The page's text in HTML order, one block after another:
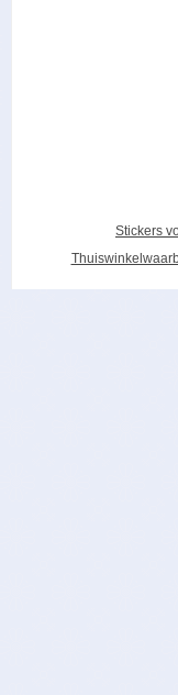
Stickers